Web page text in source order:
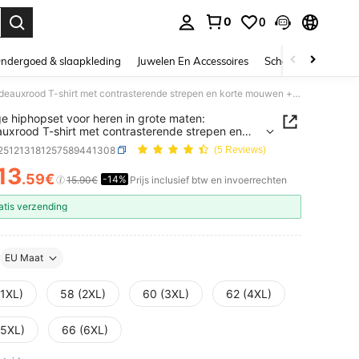
0 0
& slaapkleding Juwelen En Accessoires Schoonheid &
2-delige hiphopset voor heren in grote maten: bordeauxrood T-shirt met contrasterende strepen en korte mouwen + losse casual shorts met paardenprint, zomerse sportkleding
hiphopset voor heren in grote maten:
T-shirt met contrasterende strepen en
+ losse casual shorts met paardenprint,
sportkleding
(5 Reviews)
AND AVAILABILITY
.59€ 15.90€ -14% Prijs inclusief btw en invoerrechten
verzending
EU Maat
58 (2XL) 60 (3XL) 62 (4XL)
66 (6XL)